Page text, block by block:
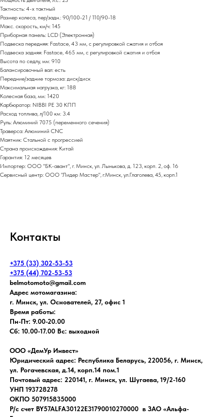
Тактность: 4-x тактный
Размер колеса, пер/задн.: 90/100-21 / 110/90-18
Макс. скорость, км/ч: 145
Приборная панель: LCD (Электронная)
Подвеска передняя: Fastace, 43 мм, с регулировкой сжатия и отбоя
Подвеска задняя: Fastace, 465 мм, с регулировкой сжатия и отбоя
Высота по седлу, мм: 910
Балансировочный вал: есть
Передние/задние тормоза: диск/диск
Максимальная нагрузка, кг: 188
Колесная база, мм: 1420
Карбюратор: NIBBI PE 30 КПП
Расход топлива, л/100 км: 3.4
Руль: Алюминий 7075 (переменного сечения)
Траверса: Алюминий CNC
Маятник: Стальной с прогрессией
Страна происхождения: Китай
Гарантия: 12 месяцев
Импортер: ООО "БК-авант", г. Минск, ул. Лынькова, д. 123, корп. 2, оф. 16
Сервисный центр: ООО "Лидер Мастер", г.Минск, ул.Глаголева, 45, корп.1
Контакты
+375 (33) 302-53-53
+375 (44) 702-53-53
belmotomoto@gmail.com
Адрес мотомагазина:
г. Минск, ул. Основателей, 27, офис 1
Время работы:
Пн-Пт: 9.00-20.00
Сб: 10.00-17.00 Вс: выходной
ООО «ДемУр Инвест»
Юридический адрес: Республика Беларусь, 220056, г. Минск,
ул. Рогачевская, д.14, корп.14 пом.1
Почтовый адрес: 220141, г. Минск, ул. Шугаева, 19/2-160
УНП 193728278
ОКПО 507915835000
Р/с счет BY57ALFA30122E31790010270000 в ЗАО «Альфа-